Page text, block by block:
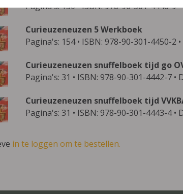
Pagina's: 130 • ISBN: 978-90-301-4448-9
Curieuzeneuzen 5 Werkboek
Pagina's: 154 • ISBN: 978-90-301-4450-2
Curieuzeneuzen snuffelboek tijd go
Pagina's: 31 • ISBN: 978-90-301-4442-7
Curieuzeneuzen snuffelboek tijd
Pagina's: 31 • ISBN: 978-90-301-4443-4
in te loggen om te bestellen.